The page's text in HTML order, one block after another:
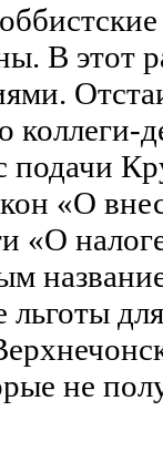
В этот
коллеги-
подачи
«О
«О
льготы
не